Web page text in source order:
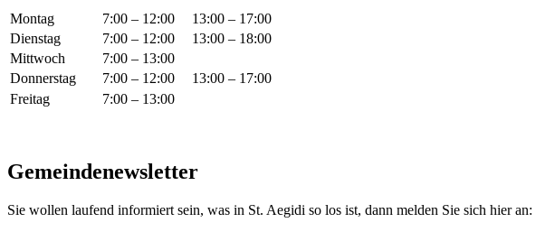
Montag 7:00 – 12:00
13:00 – 17:00
Dienstag
7:00 – 12:00
13:00 – 18:00
Mittwoch
7:00 – 13:00
Donnerstag
7:00 – 12:00
13:00 – 17:00
Freitag
7:00 – 13:00
Gemeindenewsletter
Sie wollen laufend informiert sein, was in St. Aegidi so los ist, dann melden Sie sich hier an: